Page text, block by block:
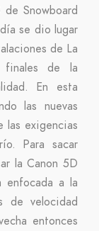
Snowboard
se dio lugar
de La
finales de la
En esta
las nuevas
las exigencias
Para sacar
la Canon 5D
enfocada a la
de velocidad
entonces